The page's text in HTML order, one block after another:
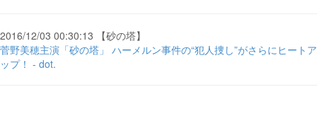
2016/12/03 00:30:13 【砂の塔】
菅野美穂主演「砂の塔」 ハーメルン事件の“犯人捜し”がさらにヒートア
ップ！ - dot.